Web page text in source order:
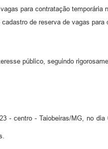
para contratação temporária
de reserva de vagas para
público, seguindo
- centro - Taiobeiras/MG, no